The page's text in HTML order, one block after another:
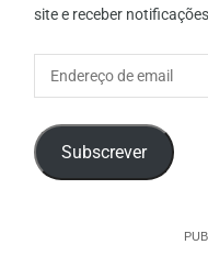
site e receber
Subscrever